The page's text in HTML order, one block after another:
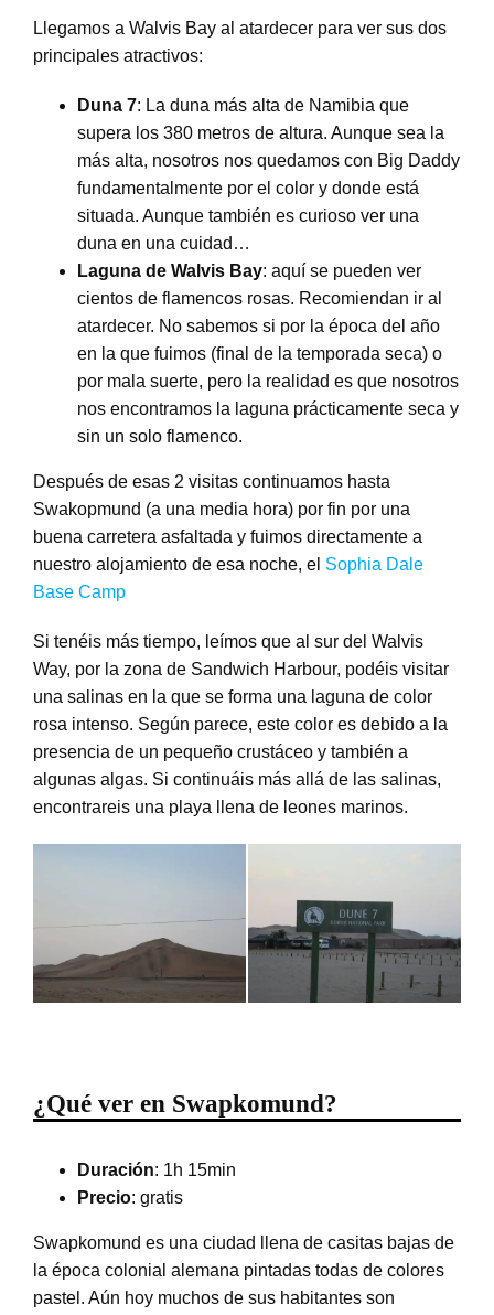
Llegamos a Walvis Bay al atardecer para ver sus dos
principales atractivos:
Duna 7: La duna más alta de Namibia que
supera los 380 metros de altura. Aunque sea la
más alta, nosotros nos quedamos con Big Daddy
fundamentalmente por el color y donde está
situada. Aunque también es curioso ver una
duna en una cuidad…
Laguna de Walvis Bay: aquí se pueden ver
cientos de flamencos rosas. Recomiendan ir al
atardecer. No sabemos si por la época del año
en la que fuimos (final de la temporada seca) o
por mala suerte, pero la realidad es que nosotros
nos encontramos la laguna prácticamente seca y
sin un solo flamenco.
Después de esas 2 visitas continuamos hasta
Swakopmund (a una media hora) por fin por una
buena carretera asfaltada y fuimos directamente a
nuestro alojamiento de esa noche, el Sophia Dale
Base Camp
Si tenéis más tiempo, leímos que al sur del Walvis
Way, por la zona de Sandwich Harbour, podéis visitar
una salinas en la que se forma una laguna de color
rosa intenso. Según parece, este color es debido a la
presencia de un pequeño crustáceo y también a
algunas algas. Si continuáis más allá de las salinas,
encontrareis una playa llena de leones marinos.
¿Qué ver en Swapkomund?
Duración: 1h 15min
Precio: gratis
Swapkomund es una ciudad llena de casitas bajas de
la época colonial alemana pintadas todas de colores
pastel. Aún hoy muchos de sus habitantes son